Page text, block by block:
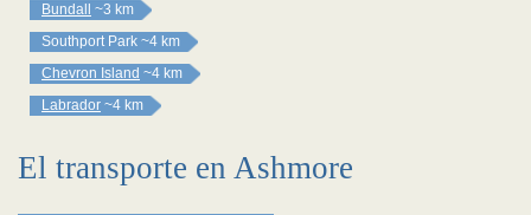
Bundall
~3 km
Southport Park ~4 km
Chevron Island ~4 km
Labrador ~4 km
El transporte en Ashmore